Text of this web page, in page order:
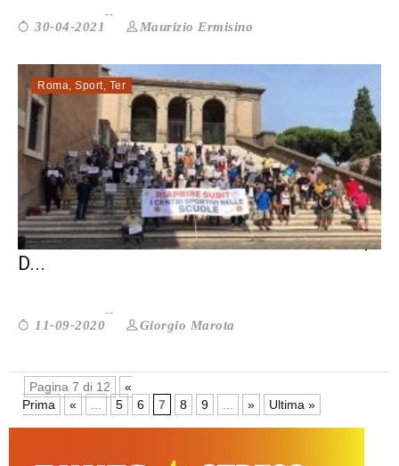
30-04-2021 Maurizio Ermisino
Roma, Sport, Ter
CHE FINE HA FATTO LO SPORT DI BASE,
D...
11-09-2020 Giorgio Marota
Pagina 7 di 12
«
Prima
« 5 6 7 8 9 » Ultima »